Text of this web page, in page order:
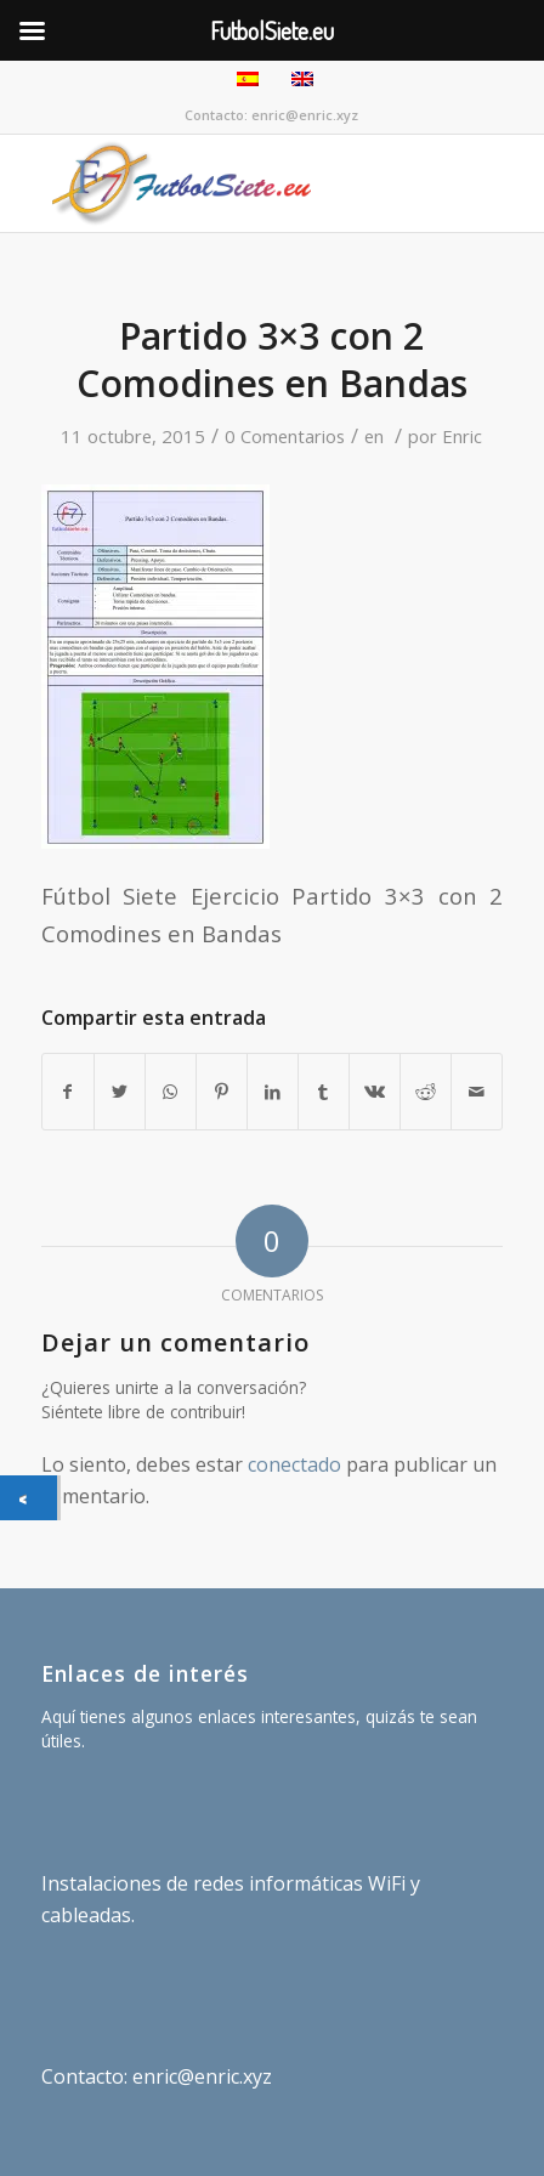
Contacto: enric@enric.xyz
Partido 3×3 con 2
Comodines en Bandas
11 octubre, 2015 / 0 Comentarios / en / por Enric
Fútbol Siete Ejercicio Partido 3×3 con 2
Comodines en Bandas
Compartir esta entrada
0
COMENTARIOS
Dejar un comentario
¿Quieres unirte a la conversación?
Siéntete libre de contribuir!
Lo siento, debes estarconectado para publicar un
comentario.
Enlaces de interés
Aquí tienes algunos enlaces interesantes, quizás te sean
útiles.
Instalaciones de redes informáticas WiFi y
cableadas.
Contacto: enric@enric.xyz
FutbolSiete.eu